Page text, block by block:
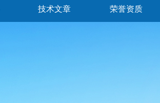
技术文章 荣誉资质